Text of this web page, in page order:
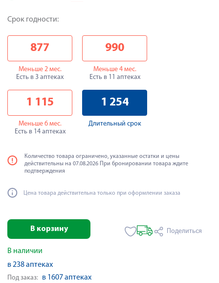
Срок годности:
877
Меньше 2 мес.
Есть в 3 аптеках
990
Меньше 4 мес.
Есть в 11 аптеках
1 115
Меньше 6 мес.
Есть в 14 аптеках
1 254
Длительный срок
Количество товара ограничено, указанные остатки и цены
действительны на 07.08.2026 При бронировании товара ждите
подтверждения
Цена товара действительна только при оформлении заказа
В корзину Поделиться
В наличии
в 238 аптеках
Под заказ: в 1607 аптеках